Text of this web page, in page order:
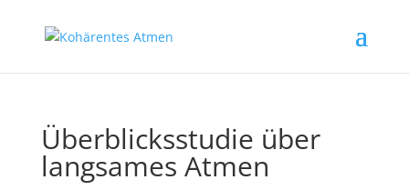
Überblicksstudie über
langsames Atmen